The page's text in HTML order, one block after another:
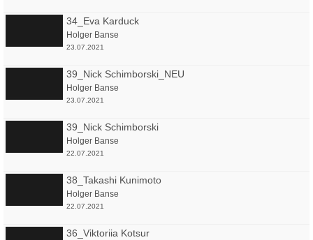
34_Eva Karduck
Holger Banse
23.07.2021
39_Nick Schimborski_NEU
Holger Banse
23.07.2021
39_Nick Schimborski
Holger Banse
22.07.2021
38_Takashi Kunimoto
Holger Banse
22.07.2021
36_Viktoriia Kotsur